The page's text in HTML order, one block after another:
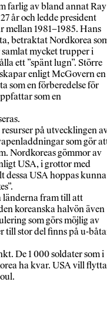
farlig av bland annat Ray
år och ledde president
mellan 1981–1985. Hans
betraktat Nordkorea
mycket trupper i
ett ”spänt lugn”. Större
enligt McGovern en
som en förberedelse för
som en
på utvecklingen
som gör
Nordkoreas gömmor av
USA, i grottor med
dessa USA hoppas kunna
länderna fram till att
koreanska halvön även
som görs möjlig av
till stor del finns på u-
De 1 000 soldater som i
ha kvar. USA vill flytta